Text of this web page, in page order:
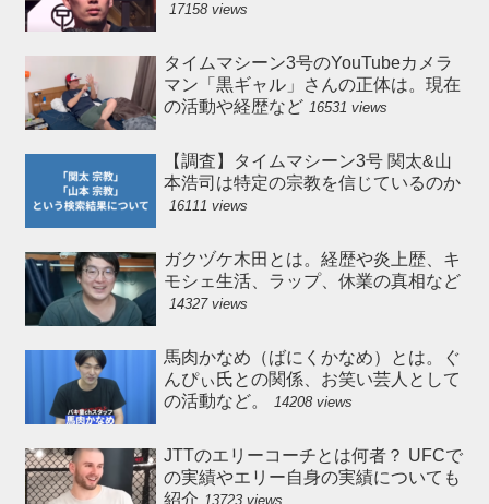
17158 views
タイムマシーン3号のYouTubeカメラ
マン「黒ギャル」さんの正体は。現在
の活動や経歴など 16531 views
【調査】タイムマシーン3号 関太&山
本浩司は特定の宗教を信じているのか
16111 views
ガクヅケ木田とは。経歴や炎上歴、キ
モシェ生活、ラップ、休業の真相など
14327 views
馬肉かなめ（ばにくかなめ）とは。ぐ
んぴぃ氏との関係、お笑い芸人として
の活動など。
14208 views
JTTのエリーコーチとは何者？ UFCで
の実績やエリー自身の実績についても
紹介 13723 views